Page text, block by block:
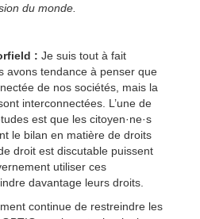
du monde.
: Je suis tout à fait
avons tendance à penser que
de nos sociétés, mais la
interconnectées. L’une de
est que les citoyen·ne·s
le bilan en matière de droits
droit est discutable puissent
utiliser ces
davantage leurs droits.
continue de restreindre les